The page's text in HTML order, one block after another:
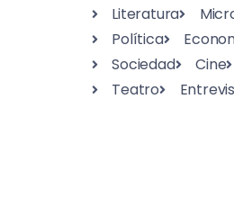
Literatura
Política
Sociedad
Cine
Teatro